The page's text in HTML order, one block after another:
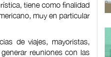
tiene como finalidad
muy en particular
de viajes, mayoristas,
reuniones con las